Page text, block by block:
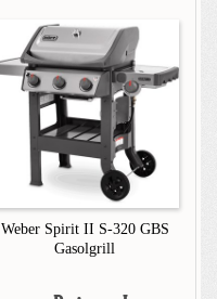
Weber Spirit II S-320 GBS
Gasolgrill